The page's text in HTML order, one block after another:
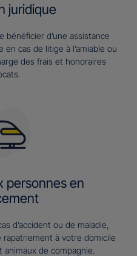
juridique
d’une assistance
cas de litige à l’amiable ou
des frais et honoraires
personnes en
d’accident ou de maladie,
à votre domicile
animaux de compagnie.